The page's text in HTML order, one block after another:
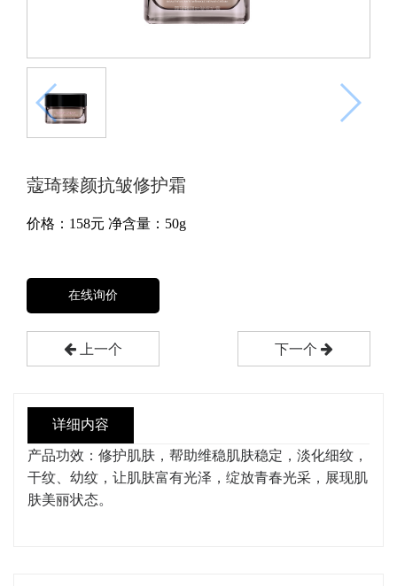
蔻琦臻颜抗皱修护霜
价格： 158元 净含量：50g
在线询价
上一个 下一个
详细内容
产品功效：修护肌肤，帮助维稳肌肤稳定，淡化细纹，
干纹、幼纹，让肌肤富有光泽，绽放青春光采，展现肌
肤美丽状态。